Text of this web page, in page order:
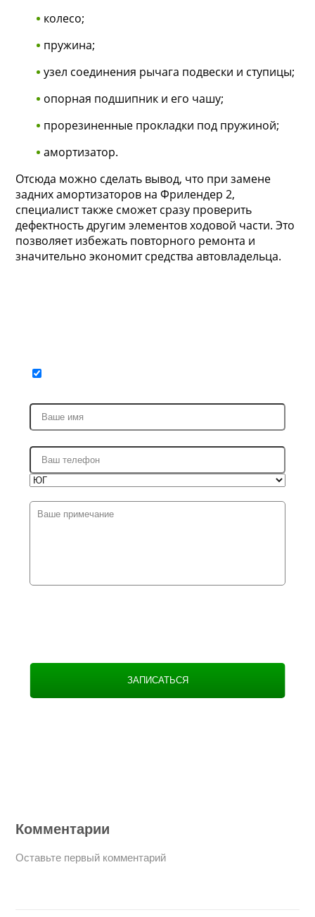
колесо;
пружина;
узел соединения рычага подвески и ступицы;
опорная подшипник и его чашу;
прорезиненные прокладки под пружиной;
амортизатор.
Отсюда можно сделать вывод, что при замене
задних амортизаторов на Фрилендер 2,
специалист также сможет сразу проверить
дефектность другим элементов ходовой части. Это
позволяет избежать повторного ремонта и
значительно экономит средства автовладельца.
ЗАПИСАТЬСЯ
Комментарии
Оставьте первый комментарий